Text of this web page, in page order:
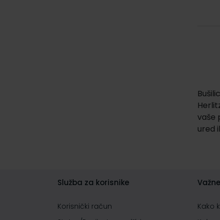
vaše
ured
Služba za korisnike
Korisnički račun
Kako